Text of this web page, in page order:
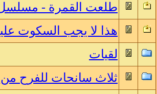
طلعت القمرة - مسلسل
هذا لا يجب السكوت
لقيات
ثلاث سانحات للفرح